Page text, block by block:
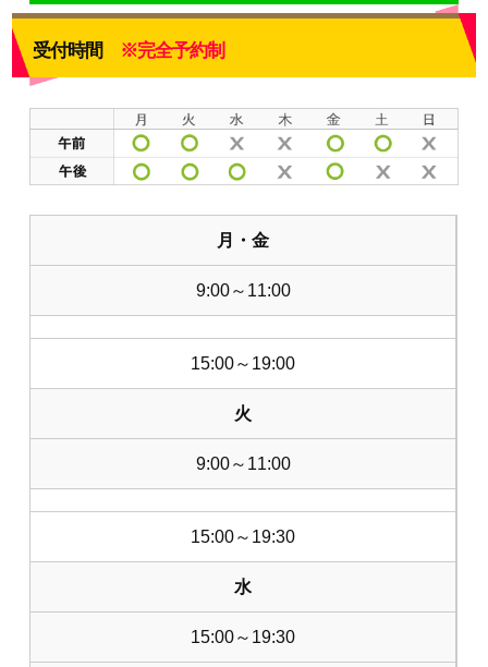
受付時間 ※完全予約制
月・金
9:00～11:00
15:00～19:00
火
9:00～11:00
15:00～19:30
水
15:00～19:30